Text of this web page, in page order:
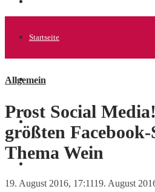
Startseite
Allgemein
Allgemein
Prost Social
größten
Thema Wein
19. August 2016, 17:1119. August